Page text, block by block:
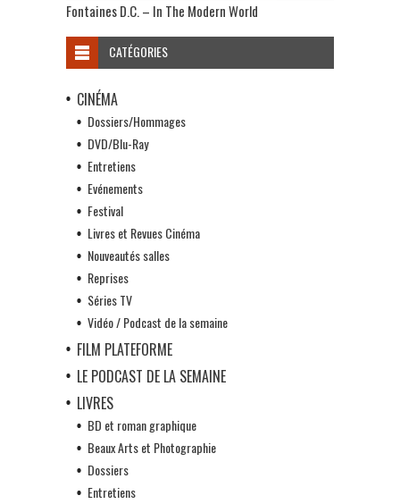
Fontaines D.C. – In The Modern World
CATÉGORIES
CINÉMA
Dossiers/Hommages
DVD/Blu-Ray
Entretiens
Evénements
Festival
Livres et Revues Cinéma
Nouveautés salles
Reprises
Séries TV
Vidéo / Podcast de la semaine
FILM PLATEFORME
LE PODCAST DE LA SEMAINE
LIVRES
BD et roman graphique
Beaux Arts et Photographie
Dossiers
Entretiens